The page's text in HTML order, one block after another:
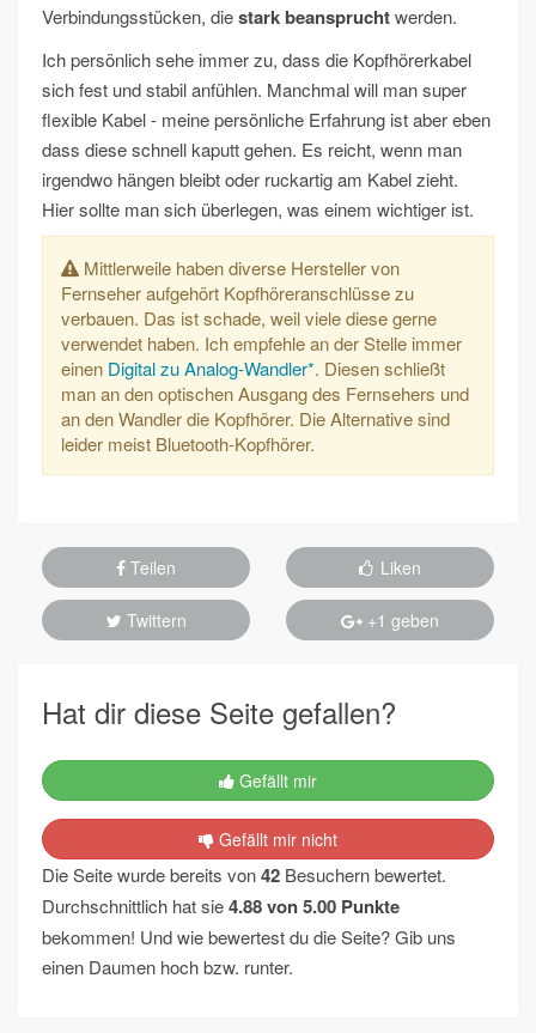
Verbindungsstücken, diestark beanspruchtwerden.
Ich persönlich sehe immer zu, dass die Kopfhörerkabel
sich fest und stabil anfühlen. Manchmal will man super
flexible Kabel - meine persönliche Erfahrung ist aber eben
dass diese schnell kaputt gehen. Es reicht, wenn man
irgendwo hängen bleibt oder ruckartig am Kabel zieht.
Hier sollte man sich überlegen, was einem wichtiger ist.
Mittlerweile haben diverse Hersteller von
Fernseher aufgehört Kopfhöreranschlüsse zu
verbauen. Das ist schade, weil viele diese gerne
verwendet haben. Ich empfehle an der Stelle immer
einen Digital zu Analog-Wandler*. Diesen schließt
man an den optischen Ausgang des Fernsehers und
an den Wandler die Kopfhörer. Die Alternative sind
leider meist Bluetooth-Kopfhörer.
Teilen Liken
Twittern +1 geben
Hat dir diese Seite gefallen?
Gefällt mir
Gefällt mir nicht
Die Seite wurde bereits von42 Besuchern bewertet.
Durchschnittlich hat sie4.88von5.00 Punkte
bekommen! Und wie bewertest du die Seite? Gib uns
einen Daumen hoch bzw. runter.